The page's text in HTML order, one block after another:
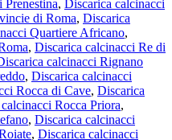
, Discarica calcinacci
di Roma, Discarica
Quartiere Africano,
, Discarica calcinacci Re di
calcinacci Rignano
, Discarica calcinacci
Rocca di Cave, Discarica
Rocca Priora,
, Discarica calcinacci
, Discarica calcinacci